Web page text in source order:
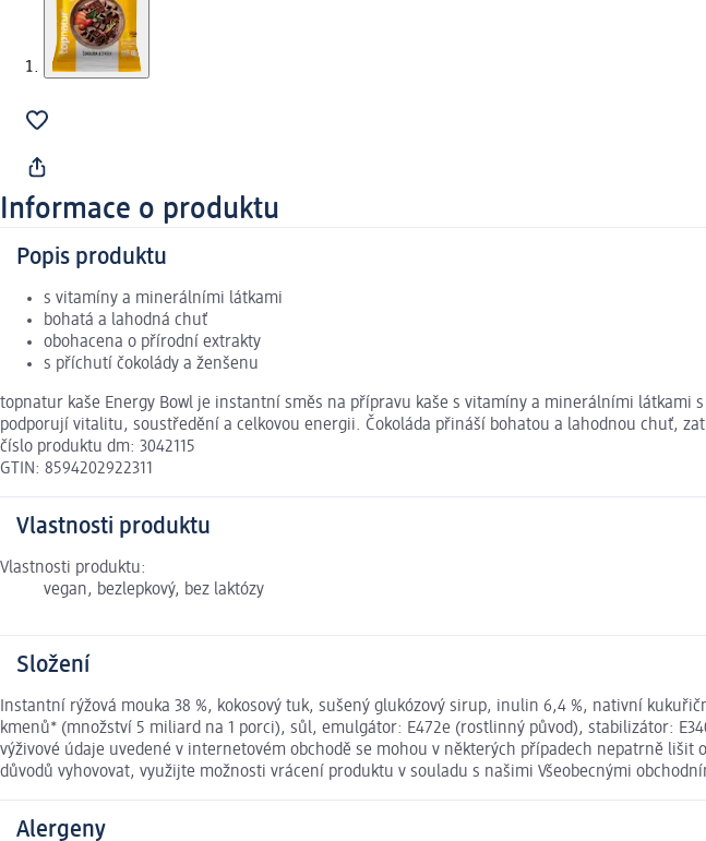
Informace o produktu
Popis produktu
s vitamíny a minerálními látkami
bohatá a lahodná chuť
obohacena o přírodní extrakty
s příchutí čokolády a ženšenu
topnatur kaše Energy Bowl je instantní směs na přípravu kaše s vitamíny a minerálními
podporují vitalitu, soustředění a celkovou energii. Čokoláda přináší bohatou a lahodnou chuť,
číslo produktu dm: 3042115
GTIN: 8594202922311
Vlastnosti produktu
Vlastnosti produktu:
vegan, bezlepkový, bez laktózy
Složení
Instantní rýžová mouka 38 %, kokosový tuk, sušený glukózový sirup, inulin 6,4 %, nativní
kmenů* (množství 5 miliard na 1 porci), sůl, emulgátor: E472e (rostlinný původ), stabilizátor:
výživové údaje uvedené v internetovém obchodě se mohou v některých případech nepatrně
důvodů vyhovovat, využijte možnosti vrácení produktu v souladu s našimi Všeobecnými
Alergeny